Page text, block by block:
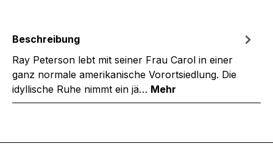
Beschreibung
Ray Peterson lebt mit seiner Frau Carol in einer
ganz normale amerikanische Vorortsiedlung. Die
idyllische Ruhe nimmt ein jä… Mehr